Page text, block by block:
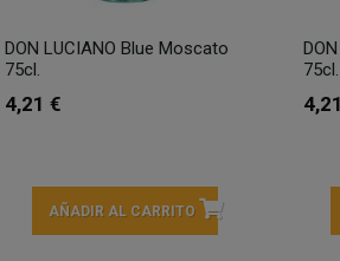
DON LUCIANO Blue Moscato
75cl.
4,21 €
AÑADIR AL CARRITO
75cl.